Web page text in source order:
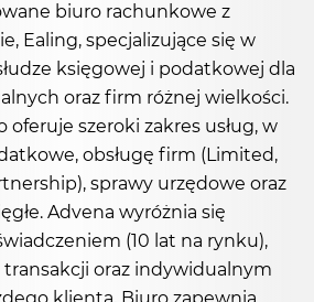
biuro rachunkowe z
Ealing, specjalizujące się w
księgowej i podatkowej dla
oraz firm różnej wielkości.
oferuje szeroki zakres usług, w
obsługę firm (Limited,
sprawy urzędowe oraz
Advena wyróżnia się
(10 lat na rynku),
oraz indywidualnym